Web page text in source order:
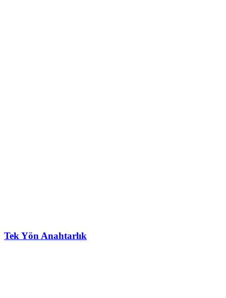
Tek Yön Anahtarlık